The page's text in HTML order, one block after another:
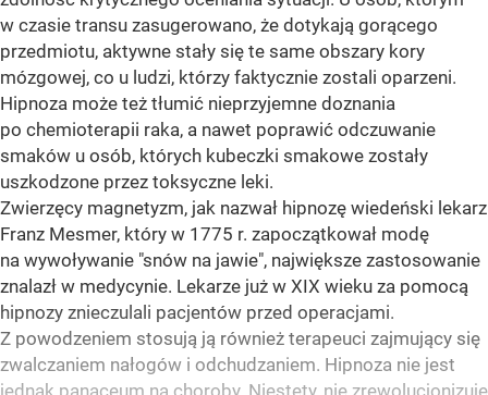
w czasie transu zasugerowano, że dotykają gorącego
przedmiotu, aktywne stały się te same obszary kory
mózgowej, co u ludzi, którzy faktycznie zostali oparzeni.
Hipnoza może też tłumić nieprzyjemne doznania
po chemioterapii raka, a nawet poprawić odczuwanie
smaków u osób, których kubeczki smakowe zostały
uszkodzone przez toksyczne leki.
Zwierzęcy magnetyzm, jak nazwał hipnozę wiedeński lekarz
Franz Mesmer, który w 1775 r. zapoczątkował modę
na wywoływanie "snów na jawie", największe zastosowanie
znalazł w medycynie. Lekarze już w XIX wieku za pomocą
hipnozy znieczulali pacjentów przed operacjami.
Z powodzeniem stosują ją również terapeuci zajmujący się
zwalczaniem nałogów i odchudzaniem. Hipnoza nie jest